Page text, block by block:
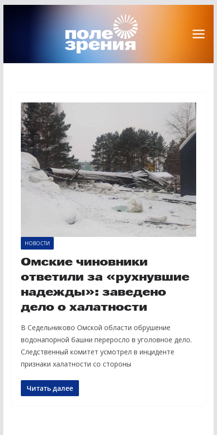
НОВОСТИ
Омские чиновники
ответили за «рухнувшие
надежды»: заведено
дело о халатности
В Седельниково Омской области обрушение
водонапорной башни переросло в уголовное дело.
Следственный комитет усмотрел в инциденте
признаки халатности со стороны
Читать далее